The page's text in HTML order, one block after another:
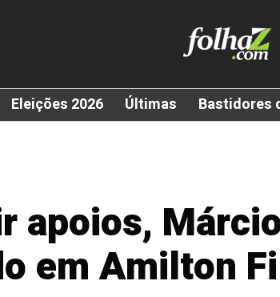
Eleições 2026 Últimas Bastidores
apoios,
em Amilton